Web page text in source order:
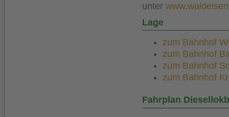
unter
Lage
zum Bahnhof
zum Bahnhof
zum Bahnhof
zum Bahnhof
Fahrplan